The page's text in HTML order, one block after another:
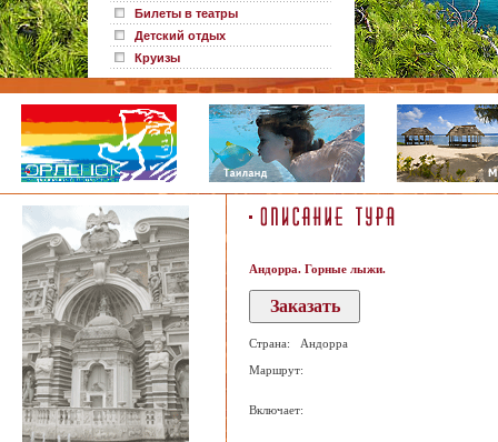
Билеты в театры
Детский отдых
Круизы
Андорра. Горные лыжи.
Страна: Андорра
Маршрут:
Включает: